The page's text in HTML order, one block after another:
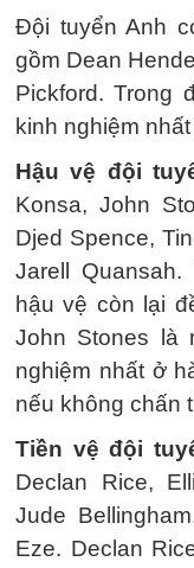
Đội tuyển Anh
gồm Dean
Pickford. Trong
kinh nghiệm
Hậu vệ đội
Konsa, John
Djed Spence,
Jarell
hậu vệ còn lại
John Stones là
nghiệm nhất ở
nếu không chấn
Tiền vệ đội
Declan Rice,
Jude
Eze. Declan